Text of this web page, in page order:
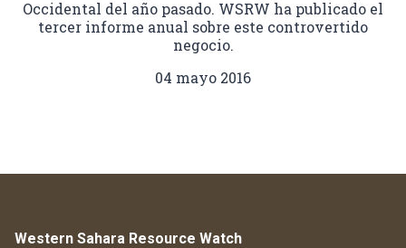
Occidental del año pasado. WSRW ha publicado el
tercer informe anual sobre este controvertido
negocio.
04 mayo 2016
Western Sahara Resource Watch